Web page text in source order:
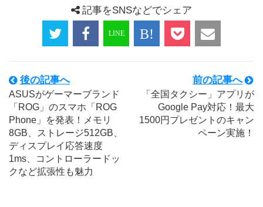
記事をSNSなどでシェア
後の記事へ
ASUSがゲーマーブランド
「ROG」のスマホ「ROG
Phone」を発表！メモリ
8GB、ストレージ512GB、
ディスプレイ応答速度
1ms、コントローラードッ
クなど拡張性も魅力
前の記事へ
「全国タクシー」アプリが
Google Pay対応！最大
1500円プレゼントのキャン
ペーン実施！